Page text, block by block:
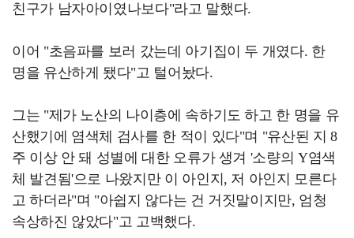
친구가 남자아이였나보다"라고 말했다.
이어 "초음파를 보러 갔는데 아기집이 두 개였다. 한
명을 유산하게 됐다"고 털어놨다.
그는 "제가 노산의 나이층에 속하기도 하고 한 명을 유
산했기에 염색체 검사를 한 적이 있다"며 "유산된 지 8
주 이상 안 돼 성별에 대한 오류가 생겨 '소량의 Y염색
체 발견됨'으로 나왔지만 이 아인지, 저 아인지 모른다
고 하더라"며 "아쉽지 않다는 건 거짓말이지만, 엄청
속상하진 않았다"고 고백했다.